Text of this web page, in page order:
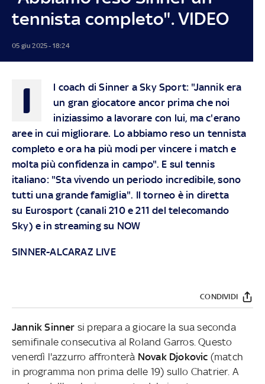
tennista completo". VIDEO
05 giu 2025 - 18:24
I
l coach di Sinner a Sky Sport: "Jannik era
un gran giocatore ancor prima che noi
iniziassimo a lavorare con lui, ma c'erano
aree in cui migliorare. Lo abbiamo reso un tennista
completo e ora ha più modi per vincere i match e
molta più confidenza in campo". E sul tennis
italiano: "Sta vivendo un periodo incredibile, sono
tutti una grande famiglia". Il torneo è in diretta
su Eurosport (canali 210 e 211 del telecomando
Sky) e in streaming su NOW
SINNER-ALCARAZ LIVE
CONDIVIDI
Jannik Sinner si prepara a giocare la sua seconda
semifinale consecutiva al Roland Garros. Questo
venerdì l'azzurro affronterà Novak Djokovic (match
in programma non prima delle 19) sullo Chatrier. A